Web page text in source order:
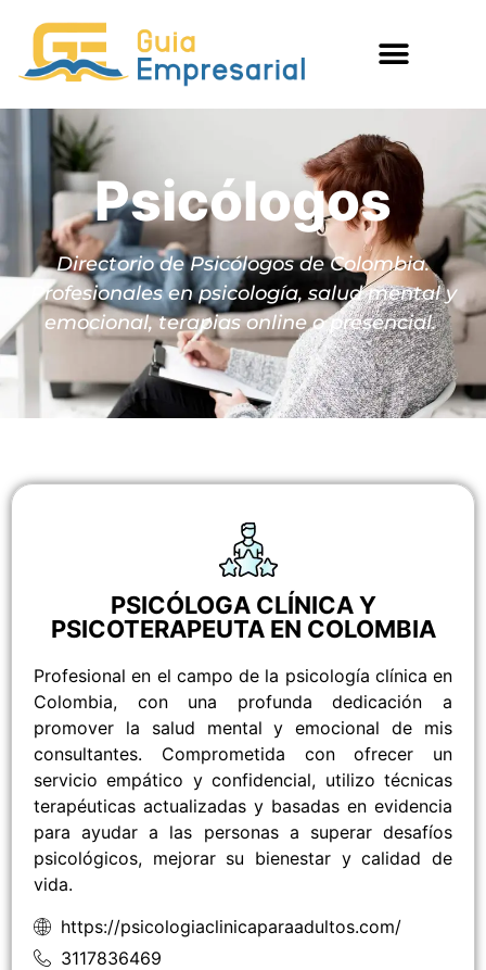
Psicólogos
Directorio de Psicólogos de Colombia.
Profesionales en psicología, salud mental y
emocional, terapias online o presencial.
PSICÓLOGA CLÍNICA Y
PSICOTERAPEUTA EN COLOMBIA
Profesional en el campo de la psicología clínica en
Colombia, con una profunda dedicación a
promover la salud mental y emocional de mis
consultantes. Comprometida con ofrecer un
servicio empático y confidencial, utilizo técnicas
terapéuticas actualizadas y basadas en evidencia
para ayudar a las personas a superar desafíos
psicológicos, mejorar su bienestar y calidad de
vida.
https://psicologiaclinicaparaadultos.com/
3117836469